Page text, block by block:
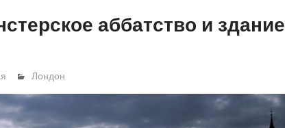
аббатство и здание
Лондон